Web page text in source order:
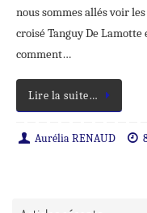
nous sommes allés voir
croisé Tanguy De
comment…
Lire la suite…
Aurélia RENAUD